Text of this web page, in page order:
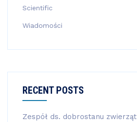
Scientific
Wiadomości
RECENT POSTS
Zespół ds. dobrostanu zwierząt